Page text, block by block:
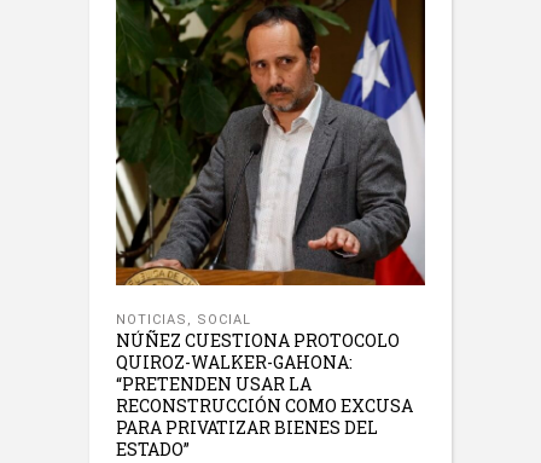
NOTICIAS , SOCIAL
NÚÑEZ CUESTIONA PROTOCOLO
QUIROZ-WALKER-GAHONA:
“PRETENDEN USAR LA
RECONSTRUCCIÓN COMO EXCUSA
PARA PRIVATIZAR BIENES DEL
ESTADO”